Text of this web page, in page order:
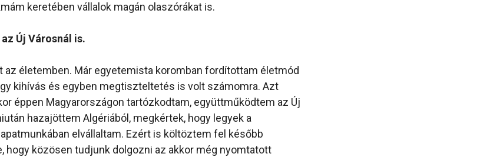
keretében vállalok magán olaszórákat is.
Új Városnál is.
az életemben. Már egyetemista koromban fordítottam életmód
kihívás és egyben megtiszteltetés is volt számomra. Azt
éppen Magyarországon tartózkodtam, együttműködtem az Új
hazajöttem Algériából, megkértek, hogy legyek a
elvállaltam. Ezért is költöztem fel később
hogy közösen tudjunk dolgozni az akkor még nyomtatott